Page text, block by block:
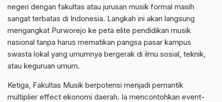
negeri dengan fakultas atau jurusan musik formal masih
sangat terbatas di Indonesia. Langkah ini akan langsung
mengangkat Purworejo ke peta elite pendidikan musik
nasional tanpa harus mematikan pangsa pasar kampus
swasta lokal yang umumnya bergerak di ilmu sosial, teknik,
atau keguruan umum.
Ketiga, Fakultas Musik berpotensi menjadi pemantik
multiplier effect ekonomi daerah. Ia mencontohkan event-